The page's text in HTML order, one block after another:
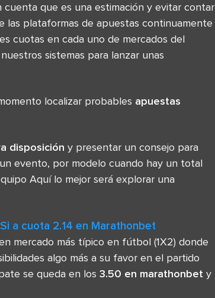
que es una estimación y evitar contar
las plataformas de apuestas continuamente
cuotas en cada uno de mercados del
sistemas para lanzar unas
localizar probables apuestas
disposición y presentar un consejo para
evento, por modelo cuando hay un total
Aquí lo mejor será explorar una
a cuota 2.14 en Marathonbet
mercado más típico en fútbol (1X2) donde
algo más a su favor en el partido
se queda en los 3.50 en marathonbet y